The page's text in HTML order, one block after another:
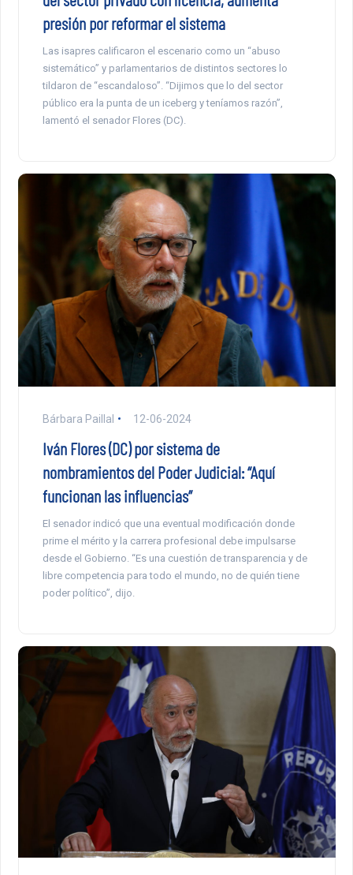
presión por reformar el sistema
Las isapres calificaron el escenario como un “abuso
sistemático” y parlamentarios de distintos sectores lo
tildaron de “escandaloso”. “Dijimos que lo del sector
público era la punta de un iceberg y teníamos razón”,
lamentó el senador Flores (DC).
Bárbara Paillal 12-06-2024
Iván Flores (DC) por sistema de
nombramientos del Poder Judicial: “Aquí
funcionan las influencias”
El senador indicó que una eventual modificación donde
prime el mérito y la carrera profesional debe impulsarse
desde el Gobierno. “Es una cuestión de transparencia y de
libre competencia para todo el mundo, no de quién tiene
poder político”, dijo.